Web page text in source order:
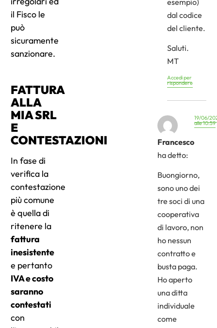
il Fisco le
può
sicuramente
sanzionare.
FATTURA
ALLA
MIA SRL
E
CONTESTAZIONI
In fase di
verifica la
contestazione
più comune
è quella di
ritenere la
fattura
inesistente
e pertanto
IVA e costo
saranno
contestati
con
dal codice
del cliente.
Saluti.
MT
Accedi per
rispondere
Francesco
ha detto:
19/06/
alle 10:59
Buongiorno,
sono uno dei
tre soci di una
cooperativa
di lavoro, non
ho nessun
contratto e
busta paga.
Ho aperto
una ditta
individuale
come